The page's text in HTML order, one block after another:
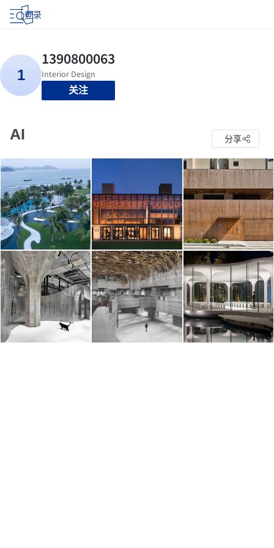
登录
关注
AI 分享